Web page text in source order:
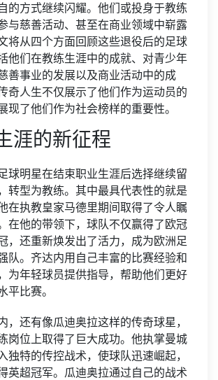
的方式继续闪耀。他们或投身于教练
与慈善活动、甚至在商业领域中崭露
将从四个方面回顾这些退役后的足球
他们在教练生涯中的成就、对青少年
善事业的发展以及商业活动中的成
奇人生不仅展示了他们作为运动员的
现了他们作为社会榜样的重要性。
涯的新征程
球明星在结束职业生涯后选择继续留
转型为教练。其中最具代表性的就是
在执教皇家马德里期间取得了令人瞩
在他的带领下，球队不仅赢得了欧冠
，还重新焕发出了活力，成为欧洲足
队。齐达内用自己丰富的比赛经验和
为年轻球员提供指导，帮助他们更好
平比赛。
，还有像瓜迪奥拉这样的传奇球星，
岗位上取得了巨大成功。他执掌曼城
独特的传控战术，使球队迅速崛起，
英超冠军。瓜迪奥拉通过自己的战术